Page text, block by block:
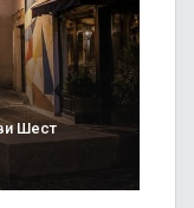
Шест